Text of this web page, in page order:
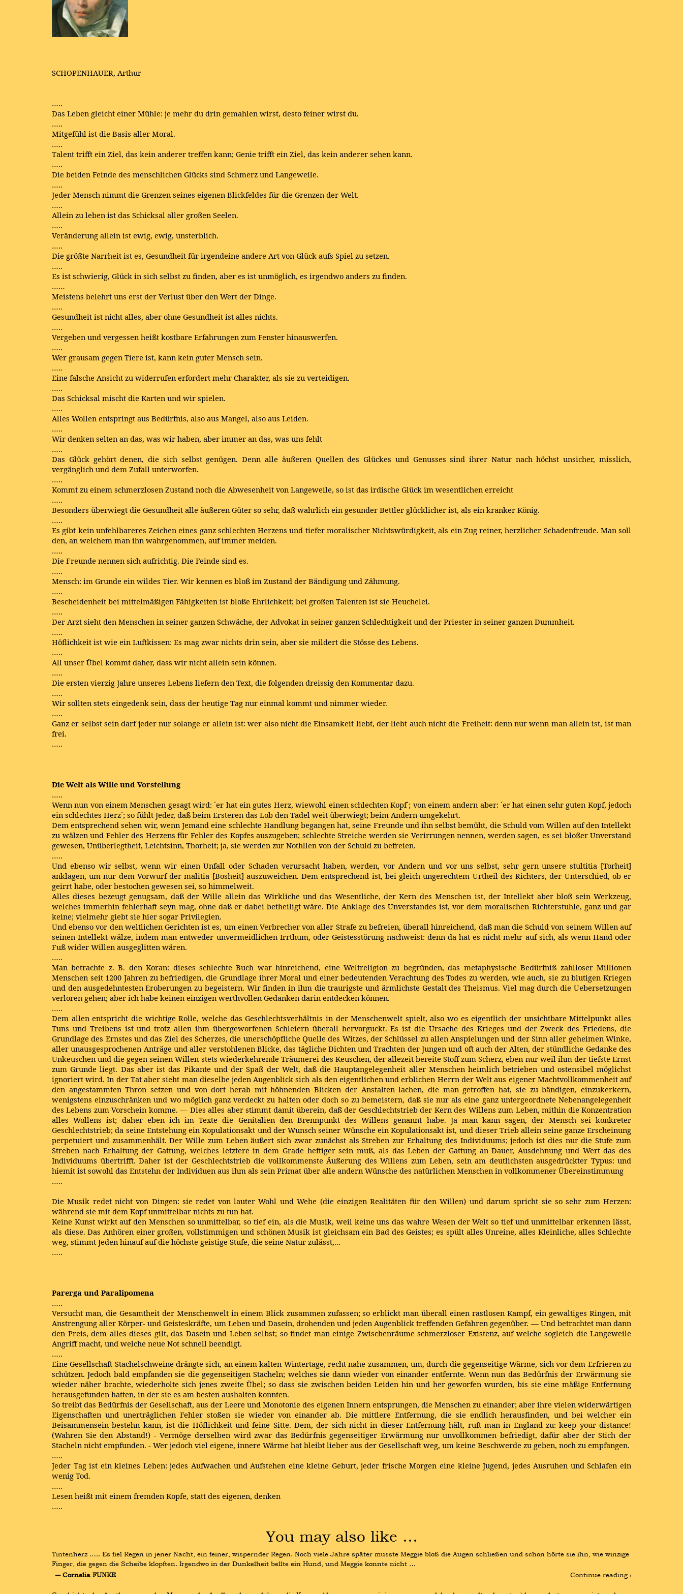
SCHOPENHAUER, Arthur
…..
Das Leben gleicht einer Mühle: je mehr du drin gemahlen wirst, desto feiner wirst du.
…..
Mitgefühl ist die Basis aller Moral.
…..
Talent trifft ein Ziel, das kein anderer treffen kann; Genie trifft ein Ziel, das kein anderer sehen kann.
…..
Die beiden Feinde des menschlichen Glücks sind Schmerz und Langeweile.
…..
Jeder Mensch nimmt die Grenzen seines eigenen Blickfeldes für die Grenzen der Welt.
…..
Allein zu leben ist das Schicksal aller großen Seelen.
…..
Veränderung allein ist ewig, ewig, unsterblich.
…..
Die größte Narrheit ist es, Gesundheit für irgendeine andere Art von Glück aufs Spiel zu setzen.
…..
Es ist schwierig, Glück in sich selbst zu finden, aber es ist unmöglich, es irgendwo anders zu finden.
……
Meistens belehrt uns erst der Verlust über den Wert der Dinge.
…..
Gesundheit ist nicht alles, aber ohne Gesundheit ist alles nichts.
…..
Vergeben und vergessen heißt kostbare Erfahrungen zum Fenster hinauswerfen.
…..
Wer grausam gegen Tiere ist, kann kein guter Mensch sein.
…..
Eine falsche Ansicht zu widerrufen erfordert mehr Charakter, als sie zu verteidigen.
…..
Das Schicksal mischt die Karten und wir spielen.
…..
Alles Wollen entspringt aus Bedürfnis, also aus Mangel, also aus Leiden.
…..
Wir denken selten an das, was wir haben, aber immer an das, was uns fehlt
…..
Das Glück gehört denen, die sich selbst genügen. Denn alle äußeren Quellen des Glückes und Genusses sind ihrer Natur nach höchst unsicher, misslich,
vergänglich und dem Zufall unterworfen.
…..
Kommt zu einem schmerzlosen Zustand noch die Abwesenheit von Langeweile, so ist das irdische Glück im wesentlichen erreicht
…..
Besonders überwiegt die Gesundheit alle äußeren Güter so sehr, daß wahrlich ein gesunder Bettler glücklicher ist, als ein kranker König.
…..
Es gibt kein unfehlbareres Zeichen eines ganz schlechten Herzens und tiefer moralischer Nichtswürdigkeit, als ein Zug reiner, herzlicher Schadenfreude. Man soll
den, an welchem man ihn wahrgenommen, auf immer meiden.
…..
Die Freunde nennen sich aufrichtig. Die Feinde sind es.
…..
Mensch: im Grunde ein wildes Tier. Wir kennen es bloß im Zustand der Bändigung und Zähmung.
…..
Bescheidenheit bei mittelmäßigen Fähigkeiten ist bloße Ehrlichkeit; bei großen Talenten ist sie Heuchelei.
…..
Der Arzt sieht den Menschen in seiner ganzen Schwäche, der Advokat in seiner ganzen Schlechtigkeit und der Priester in seiner ganzen Dummheit.
…..
Höflichkeit ist wie ein Luftkissen: Es mag zwar nichts drin sein, aber sie mildert die Stösse des Lebens.
…..
All unser Übel kommt daher, dass wir nicht allein sein können.
…..
Die ersten vierzig Jahre unseres Lebens liefern den Text, die folgenden dreissig den Kommentar dazu.
…..
Wir sollten stets eingedenk sein, dass der heutige Tag nur einmal kommt und nimmer wieder.
…..
Ganz er selbst sein darf jeder nur solange er allein ist: wer also nicht die Einsamkeit liebt, der liebt auch nicht die Freiheit: denn nur wenn man allein ist, ist man
frei.
…..
Die Welt als Wille und Vorstellung
…..
Wenn nun von einem Menschen gesagt wird: ´er hat ein gutes Herz, wiewohl einen schlechten Kopf`; von einem andern aber: ´er hat einen sehr guten Kopf, jedoch
ein schlechtes Herz`; so fühlt Jeder, daß beim Ersteren das Lob den Tadel weit überwiegt; beim Andern umgekehrt.
Dem entsprechend sehen wir, wenn Jemand eine schlechte Handlung begangen hat, seine Freunde und ihn selbst bemüht, die Schuld vom Willen auf den Intellekt
zu wälzen und Fehler des Herzens für Fehler des Kopfes auszugeben; schlechte Streiche werden sie Verirrungen nennen, werden sagen, es sei bloßer Unverstand
gewesen, Unüberlegtheit, Leichtsinn, Thorheit; ja, sie werden zur Nothllen von der Schuld zu befreien.
…..
Und ebenso wir selbst, wenn wir einen Unfall oder Schaden verursacht haben, werden, vor Andern und vor uns selbst, sehr gern unsere stultitia [Torheit]
anklagen, um nur dem Vorwurf der malitia [Bosheit] auszuweichen. Dem entsprechend ist, bei gleich ungerechtem Urtheil des Richters, der Unterschied, ob er
geirrt habe, oder bestochen gewesen sei, so himmelweit.
Alles dieses bezeugt genugsam, daß der Wille allein das Wirkliche und das Wesentliche, der Kern des Menschen ist, der Intellekt aber bloß sein Werkzeug,
welches immerhin fehlerhaft seyn mag, ohne daß er dabei betheiligt wäre. Die Anklage des Unverstandes ist, vor dem moralischen Richterstuhle, ganz und gar
keine; vielmehr giebt sie hier sogar Privilegien.
Und ebenso vor den weltlichen Gerichten ist es, um einen Verbrecher von aller Strafe zu befreien, überall hinreichend, daß man die Schuld von seinem Willen auf
seinen Intellekt wälze, indem man entweder unvermeidlichen Irrthum, oder Geistesstörung nachweist: denn da hat es nicht mehr auf sich, als wenn Hand oder
Fuß wider Willen ausgeglitten wären.
…..
Man betrachte z. B. den Koran: dieses schlechte Buch war hinreichend, eine Weltreligion zu begründen, das metaphysische Bedürfniß zahlloser Millionen
Menschen seit 1200 Jahren zu befriedigen, die Grundlage ihrer Moral und einer bedeutenden Verachtung des Todes zu werden, wie auch, sie zu blutigen Kriegen
und den ausgedehntesten Eroberungen zu begeistern. Wir finden in ihm die traurigste und ärmlichste Gestalt des Theismus. Viel mag durch die Uebersetzungen
verloren gehen; aber ich habe keinen einzigen werthvollen Gedanken darin entdecken können.
…..
Dem allen entspricht die wichtige Rolle, welche das Geschlechtsverhältnis in der Menschenwelt spielt, also wo es eigentlich der unsichtbare Mittelpunkt alles
Tuns und Treibens ist und trotz allen ihm übergeworfenen Schleiern überall hervorguckt. Es ist die Ursache des Krieges und der Zweck des Friedens, die
Grundlage des Ernstes und das Ziel des Scherzes, die unerschöpfliche Quelle des Witzes, der Schlüssel zu allen Anspielungen und der Sinn aller geheimen Winke,
aller unausgesprochenen Anträge und aller verstohlenen Blicke, das tägliche Dichten und Trachten der Jungen und oft auch der Alten, der stündliche Gedanke des
Unkeuschen und die gegen seinen Willen stets wiederkehrende Träumerei des Keuschen, der allezeit bereite Stoff zum Scherz, eben nur weil ihm der tiefste Ernst
zum Grunde liegt. Das aber ist das Pikante und der Spaß der Welt, daß die Hauptangelegenheit aller Menschen heimlich betrieben und ostensibel möglichst
ignoriert wird. In der Tat aber sieht man dieselbe jeden Augenblick sich als den eigentlichen und erblichen Herrn der Welt aus eigener Machtvollkommenheit auf
den angestammten Thron setzen und von dort herab mit höhnenden Blicken der Anstalten lachen, die man getroffen hat, sie zu bändigen, einzukerkern,
wenigstens einzuschränken und wo möglich ganz verdeckt zu halten oder doch so zu bemeistern, daß sie nur als eine ganz untergeordnete Nebenangelegenheit
des Lebens zum Vorschein komme. — Dies alles aber stimmt damit überein, daß der Geschlechtstrieb der Kern des Willens zum Leben, mithin die Konzentration
alles Wollens ist; daher eben ich im Texte die Genitalien den Brennpunkt des Willens genannt habe. Ja man kann sagen, der Mensch sei konkreter
Geschlechtstrieb; da seine Entstehung ein Kopulationsakt und der Wunsch seiner Wünsche ein Kopulationsakt ist, und dieser Trieb allein seine ganze Erscheinung
perpetuiert und zusammenhält. Der Wille zum Leben äußert sich zwar zunächst als Streben zur Erhaltung des Individuums; jedoch ist dies nur die Stufe zum
Streben nach Erhaltung der Gattung, welches letztere in dem Grade heftiger sein muß, als das Leben der Gattung an Dauer, Ausdehnung und Wert das des
Individuums übertrifft. Daher ist der Geschlechtstrieb die vollkommenste Äußerung des Willens zum Leben, sein am deutlichsten ausgedrückter Typus: und
hiemit ist sowohl das Entstehn der Individuen aus ihm als sein Primat über alle andern Wünsche des natürlichen Menschen in vollkommener Übereinstimmung
…..
Die Musik redet nicht von Dingen: sie redet von lauter Wohl und Wehe (die einzigen Realitäten für den Willen) und darum spricht sie so sehr zum Herzen:
während sie mit dem Kopf unmittelbar nichts zu tun hat.
Keine Kunst wirkt auf den Menschen so unmittelbar, so tief ein, als die Musik, weil keine uns das wahre Wesen der Welt so tief und unmittelbar erkennen lässt,
als diese. Das Anhören einer großen, vollstimmigen und schönen Musik ist gleichsam ein Bad des Geistes; es spült alles Unreine, alles Kleinliche, alles Schlechte
weg, stimmt Jeden hinauf auf die höchste geistige Stufe, die seine Natur zulässt,...
…..
Parerga und Paralipomena
…..
Versucht man, die Gesamtheit der Menschenwelt in einem Blick zusammen zufassen; so erblickt man überall einen rastlosen Kampf, ein gewaltiges Ringen, mit
Anstrengung aller Körper- und Geisteskräfte, um Leben und Dasein, drohenden und jeden Augenblick treffenden Gefahren gegenüber. — Und betrachtet man dann
den Preis, dem alles dieses gilt, das Dasein und Leben selbst; so findet man einige Zwischenräume schmerzloser Existenz, auf welche sogleich die Langeweile
Angriff macht, und welche neue Not schnell beendigt.
…..
Eine Gesellschaft Stachelschweine drängte sich, an einem kalten Wintertage, recht nahe zusammen, um, durch die gegenseitige Wärme, sich vor dem Erfrieren zu
schützen. Jedoch bald empfanden sie die gegenseitigen Stacheln; welches sie dann wieder von einander entfernte. Wenn nun das Bedürfnis der Erwärmung sie
wieder näher brachte, wiederholte sich jenes zweite Übel; so dass sie zwischen beiden Leiden hin und her geworfen wurden, bis sie eine mäßige Entfernung
herausgefunden hatten, in der sie es am besten aushalten konnten.
So treibt das Bedürfnis der Gesellschaft, aus der Leere und Monotonie des eigenen Innern entsprungen, die Menschen zu einander; aber ihre vielen widerwärtigen
Eigenschaften und unerträglichen Fehler stoßen sie wieder von einander ab. Die mittlere Entfernung, die sie endlich herausfinden, und bei welcher ein
Beisammensein bestehn kann, ist die Höflichkeit und feine Sitte. Dem, der sich nicht in dieser Entfernung hält, ruft man in England zu: keep your distance!
(Wahren Sie den Abstand!) - Vermöge derselben wird zwar das Bedürfnis gegenseitiger Erwärmung nur unvollkommen befriedigt, dafür aber der Stich der
Stacheln nicht empfunden. - Wer jedoch viel eigene, innere Wärme hat bleibt lieber aus der Gesellschaft weg, um keine Beschwerde zu geben, noch zu empfangen.
…..
Jeder Tag ist ein kleines Leben: jedes Aufwachen und Aufstehen eine kleine Geburt, jeder frische Morgen eine kleine Jugend, jedes Ausruhen und Schlafen ein
wenig Tod.
…..
Lesen heißt mit einem fremden Kopfe, statt des eigenen, denken
…..
You may also like …
Tintenherz ….. Es fiel Regen in jener Nacht, ein feiner, wispernder Regen. Noch viele Jahre später musste Meggie bloß die Augen schließen und schon hörte sie ihn, wie winzige
Finger, die gegen die Scheibe klopften. Irgendwo in der Dunkelheit bellte ein Hund, und Meggie konnte nicht …
― Cornelia FUNKE
Continue reading ›